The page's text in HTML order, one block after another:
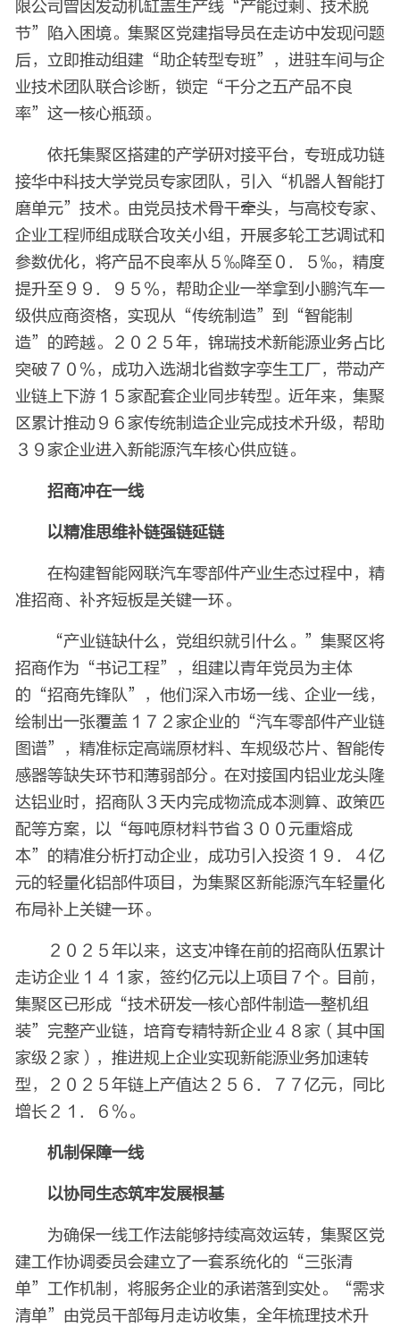
限公司曾因发动机缸盖生产线“产能过剩、技术脱
节”陷入困境。集聚区党建指导员在走访中发现问题
后，立即推动组建“助企转型专班”，进驻车间与企
业技术团队联合诊断，锁定“千分之五产品不良
率”这一核心瓶颈。
依托集聚区搭建的产学研对接平台，专班成功链
接华中科技大学党员专家团队，引入“机器人智能打
磨单元”技术。由党员技术骨干牵头，与高校专家、
企业工程师组成联合攻关小组，开展多轮工艺调试和
参数优化，将产品不良率从５‰降至０．５‰，精度
提升至９９．９５％，帮助企业一举拿到小鹏汽车一
级供应商资格，实现从“传统制造”到“智能制
造”的跨越。２０２５年，锦瑞技术新能源业务占比
突破７０％，成功入选湖北省数字孪生工厂，带动产
业链上下游１５家配套企业同步转型。近年来，集聚
区累计推动９６家传统制造企业完成技术升级，帮助
３９家企业进入新能源汽车核心供应链。
招商冲在一线
以精准思维补链强链延链
在构建智能网联汽车零部件产业生态过程中，精
准招商、补齐短板是关键一环。
“产业链缺什么，党组织就引什么。”集聚区将
招商作为“书记工程”，组建以青年党员为主体
的“招商先锋队”，他们深入市场一线、企业一线，
绘制出一张覆盖１７２家企业的“汽车零部件产业链
图谱”，精准标定高端原材料、车规级芯片、智能传
感器等缺失环节和薄弱部分。在对接国内铝业龙头隆
达铝业时，招商队３天内完成物流成本测算、政策匹
配等方案，以“每吨原材料节省３００元重熔成
本”的精准分析打动企业，成功引入投资１９．４亿
元的轻量化铝部件项目，为集聚区新能源汽车轻量化
布局补上关键一环。
２０２５年以来，这支冲锋在前的招商队伍累计
走访企业１４１家，签约亿元以上项目７个。目前，
集聚区已形成“技术研发—核心部件制造—整机组
装”完整产业链，培育专精特新企业４８家（其中国
家级２家），推进规上企业实现新能源业务加速转
型，２０２５年链上产值达２５６．７７亿元，同比
增长２１．６％。
机制保障一线
以协同生态筑牢发展根基
为确保一线工作法能够持续高效运转，集聚区党
建工作协调委员会建立了一套系统化的“三张清
单”工作机制，将服务企业的承诺落到实处。“需求
清单”由党员干部每月走访收集，全年梳理技术升